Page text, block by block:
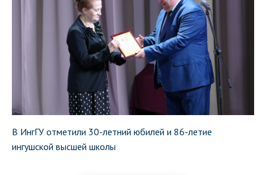
В ИнгГУ отметили 30-летний юбилей и 86-летие
ингушской высшей школы